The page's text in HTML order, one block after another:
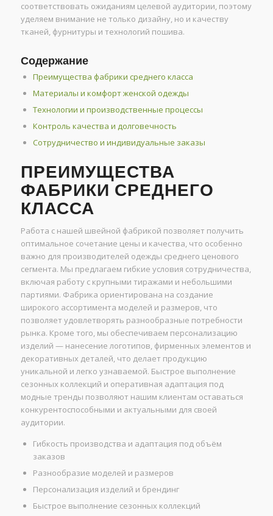
соответствовать ожиданиям целевой аудитории, поэтому
уделяем внимание не только дизайну, но и качеству
тканей, фурнитуры и технологий пошива.
Содержание
Преимущества фабрики среднего класса
Материалы и комфорт женской одежды
Технологии и производственные процессы
Контроль качества и долговечность
Сотрудничество и индивидуальные заказы
ПРЕИМУЩЕСТВА
ФАБРИКИ СРЕДНЕГО
КЛАССА
Работа с нашей швейной фабрикой позволяет получить
оптимальное сочетание цены и качества, что особенно
важно для производителей одежды среднего ценового
сегмента. Мы предлагаем гибкие условия сотрудничества,
включая работу с крупными тиражами и небольшими
партиями. Фабрика ориентирована на создание
широкого ассортимента моделей и размеров, что
позволяет удовлетворять разнообразные потребности
рынка. Кроме того, мы обеспечиваем персонализацию
изделий — нанесение логотипов, фирменных элементов и
декоративных деталей, что делает продукцию
уникальной и легко узнаваемой. Быстрое выполнение
сезонных коллекций и оперативная адаптация под
модные тренды позволяют нашим клиентам оставаться
конкурентоспособными и актуальными для своей
аудитории.
Гибкость производства и адаптация под объём
заказов
Разнообразие моделей и размеров
Персонализация изделий и брендинг
Быстрое выполнение сезонных коллекций